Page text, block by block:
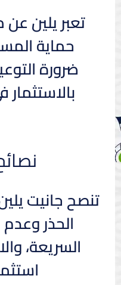
تعبر يلين
حماية
ضرورة
تنصح جانيت
الحذر
السريعة،